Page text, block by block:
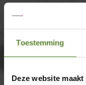
Toestemming
Deze website